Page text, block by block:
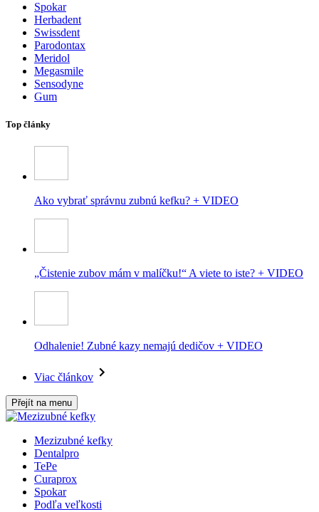
Spokar
Herbadent
Swissdent
Parodontax
Meridol
Megasmile
Sensodyne
Gum
Top články
Ako vybrať správnu zubnú kefku? + VIDEO
„Čistenie zubov mám v malíčku!“ A viete to iste? + VIDEO
Odhalenie! Zubné kazy nemajú dedičov + VIDEO
Viac článkov
Přejít na menu
Mezizubné kefky
Dentalpro
TePe
Curaprox
Spokar
Podľa veľkosti